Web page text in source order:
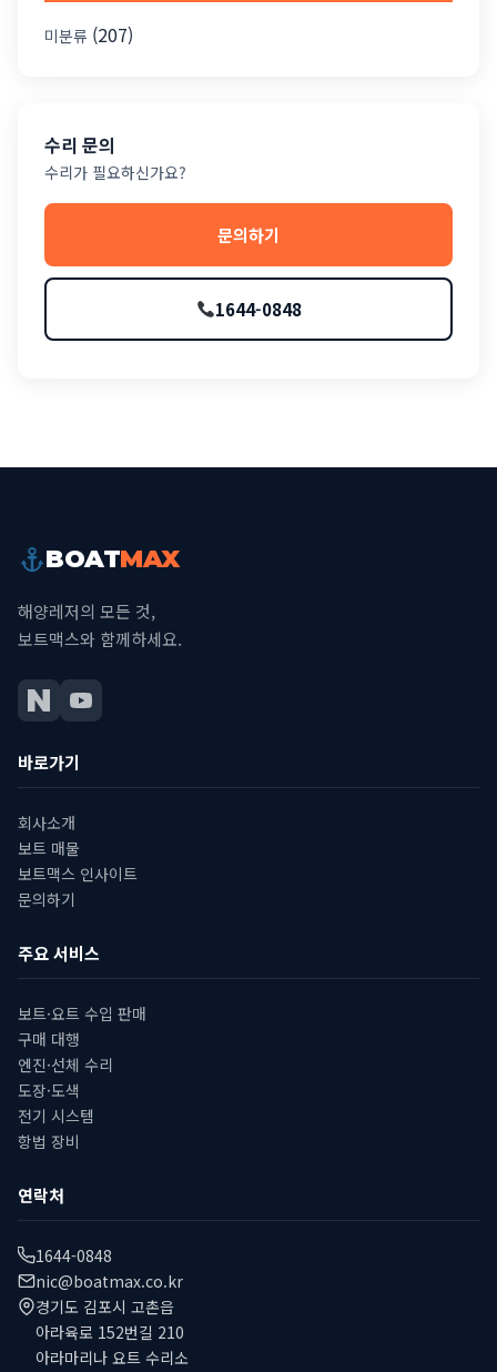
미분류 (207)
수리 문의
수리가 필요하신가요?
문의하기
1644-0848
BOATMAX
해양레저의 모든 것,
보트맥스와 함께하세요.
바로가기
회사소개
보트 매물
보트맥스 인사이트
문의하기
주요 서비스
보트·요트 수입 판매
구매 대행
엔진·선체 수리
도장·도색
전기 시스템
항법 장비
연락처
1644-0848
nic@boatmax.co.kr
경기도 김포시 고촌읍
아라육로 152번길 210
아라마리나 요트 수리소